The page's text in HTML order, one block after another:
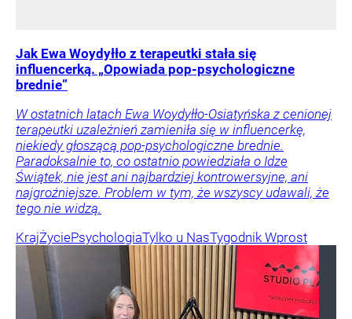
Jak Ewa Woydyłło z terapeutki stała się
influencerką. „Opowiada pop-psychologiczne
brednie”
W ostatnich latach Ewa Woydyłło-Osiatyńska z cenionej
terapeutki uzależnień zamieniła się w influencerkę,
niekiedy głoszącą pop-psychologiczne brednie.
Paradoksalnie to, co ostatnio powiedziała o Idze
Świątek, nie jest ani najbardziej kontrowersyjne, ani
najgroźniejsze. Problem w tym, że wszyscy udawali, że
tego nie widzą.
KrajŻyciePsychologiaTylko u NasTygodnik Wprost